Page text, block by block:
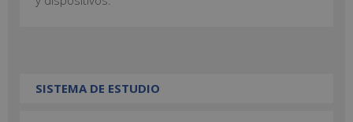
SISTEMA DE ESTUDIO